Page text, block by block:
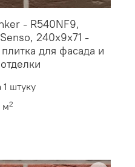
- R540NF9,
240x9x71 -
для фасада и
1 штуку
м2